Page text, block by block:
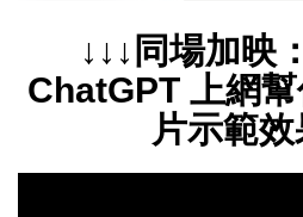
↓↓↓同場加映
ChatGPT 上網
片示範效